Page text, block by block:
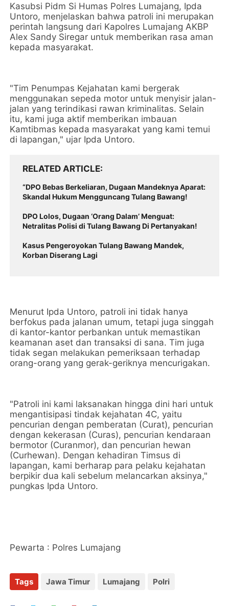
Kasubsi Pidm Si Humas Polres Lumajang, Ipda
Untoro, menjelaskan bahwa patroli ini merupakan
perintah langsung dari Kapolres Lumajang AKBP
Alex Sandy Siregar untuk memberikan rasa aman
kepada masyarakat.
"Tim Penumpas Kejahatan kami bergerak
menggunakan sepeda motor untuk menyisir jalan-
jalan yang terindikasi rawan kriminalitas. Selain
itu, kami juga aktif memberikan imbauan
Kamtibmas kepada masyarakat yang kami temui
di lapangan," ujar Ipda Untoro.
RELATED ARTICLE
“DPO Bebas Berkeliaran, Dugaan Mandeknya Aparat:
Skandal Hukum Mengguncang Tulang Bawang!
DPO Lolos, Dugaan ‘Orang Dalam’ Menguat:
Netralitas Polisi di Tulang Bawang Di Pertanyakan!
Kasus Pengeroyokan Tulang Bawang Mandek,
Korban Diserang Lagi
Menurut Ipda Untoro, patroli ini tidak hanya
berfokus pada jalanan umum, tetapi juga singgah
di kantor-kantor perbankan untuk memastikan
keamanan aset dan transaksi di sana. Tim juga
tidak segan melakukan pemeriksaan terhadap
orang-orang yang gerak-geriknya mencurigakan.
"Patroli ini kami laksanakan hingga dini hari untuk
mengantisipasi tindak kejahatan 4C, yaitu
pencurian dengan pemberatan (Curat), pencurian
dengan kekerasan (Curas), pencurian kendaraan
bermotor (Curanmor), dan pencurian hewan
(Curhewan). Dengan kehadiran Timsus di
lapangan, kami berharap para pelaku kejahatan
berpikir dua kali sebelum melancarkan aksinya,"
pungkas Ipda Untoro.
Pewarta : Polres Lumajang
Tags Jawa Timur Lumajang Polri